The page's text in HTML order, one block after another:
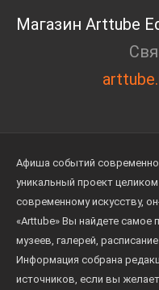
Магазин Arttube
Афиша событий
уникальный проект
современному искусству,
«Arttube» Вы найдете самое
музеев, галерей,
Информация собрана
источников, если вы